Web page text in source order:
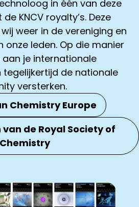
in één van deze
KNCV royalty’s. Deze
weer in de vereniging en
leden. Op die manier
aan je internationale
de nationale
versterken.
Chemistry Europe
de Royal Society of
Chemistry